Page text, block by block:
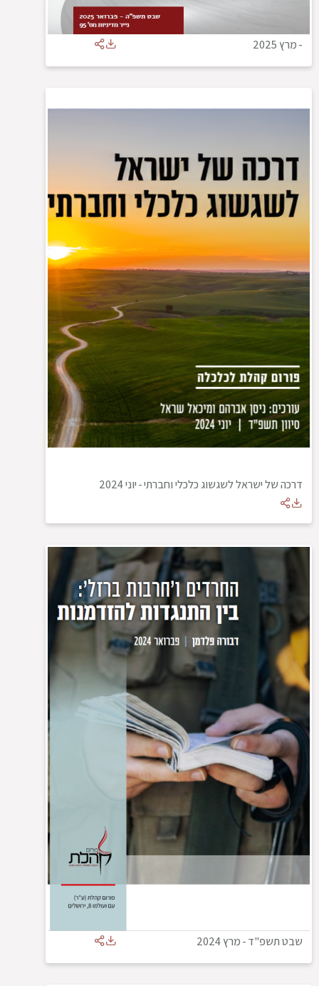
-מרץ 2025
דרכה של ישראל לשגשוג כלכלי וחברתי-יוני 2024
שבט תשפ"ד-מרץ 2024